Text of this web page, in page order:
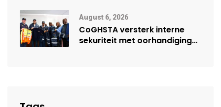
August 6, 2026
CoGHSTA versterk interne
sekuriteit met oorhandiging